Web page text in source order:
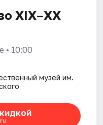
XIX–XX
• 10:00
музей им.